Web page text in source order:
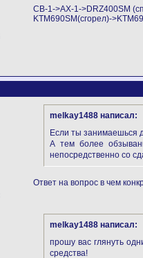
CB-1->AX-1->DRZ400SM
KTM690SM(сгорел)-
melkay1488 написал:
Если ты занимаешься
А тем более
непосредственно со
Ответ на вопрос в чем
melkay1488 написал:
прошу вас глянуть
средства!